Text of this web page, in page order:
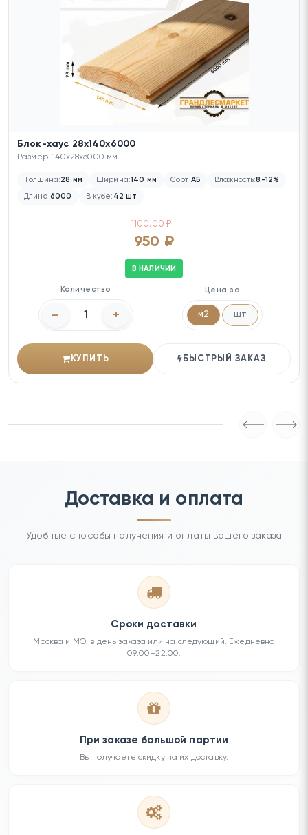
Блок-хаус 28х140х6000
Размер: 140x28x6000 мм
Толщина:28 мм Ширина:140 мм Сорт:АБ Влажность:8-12%
Длина:6000 В кубе: 42 шт
1100.00 ₽
950 ₽
В НАЛИЧИИ
Количество
– +
Цена за
м2 шт
КУПИТЬ БЫСТРЫЙ ЗАКАЗ
Доставка и оплата
Удобные способы получения и оплаты вашего заказа
Сроки доставки
Москва и МО: в день заказа или на следующий. Ежедневно
09:00–22:00.
При заказе большой партии
Вы получаете скидку на их доставку.